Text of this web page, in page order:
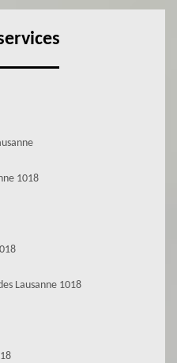
1018
Lausanne 1018